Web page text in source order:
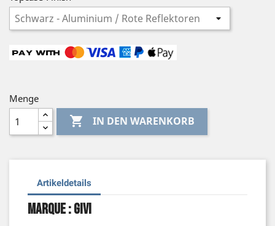
Menge
 IN DEN WARENKORB
Artikeldetails
Marque : Givi